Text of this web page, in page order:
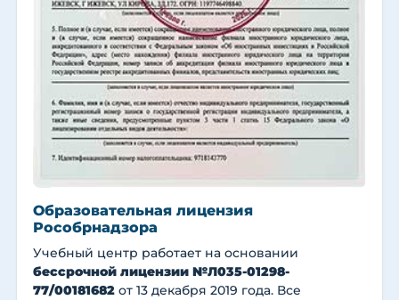
Образовательная лицензия
Рособрнадзора
Учебный центр работает на основании
бессрочной лицензии №Л035-01298-
77/00181682 от 13 декабря 2019 года. Все